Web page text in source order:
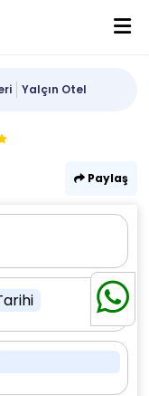
Yalçın Otel
Paylaş